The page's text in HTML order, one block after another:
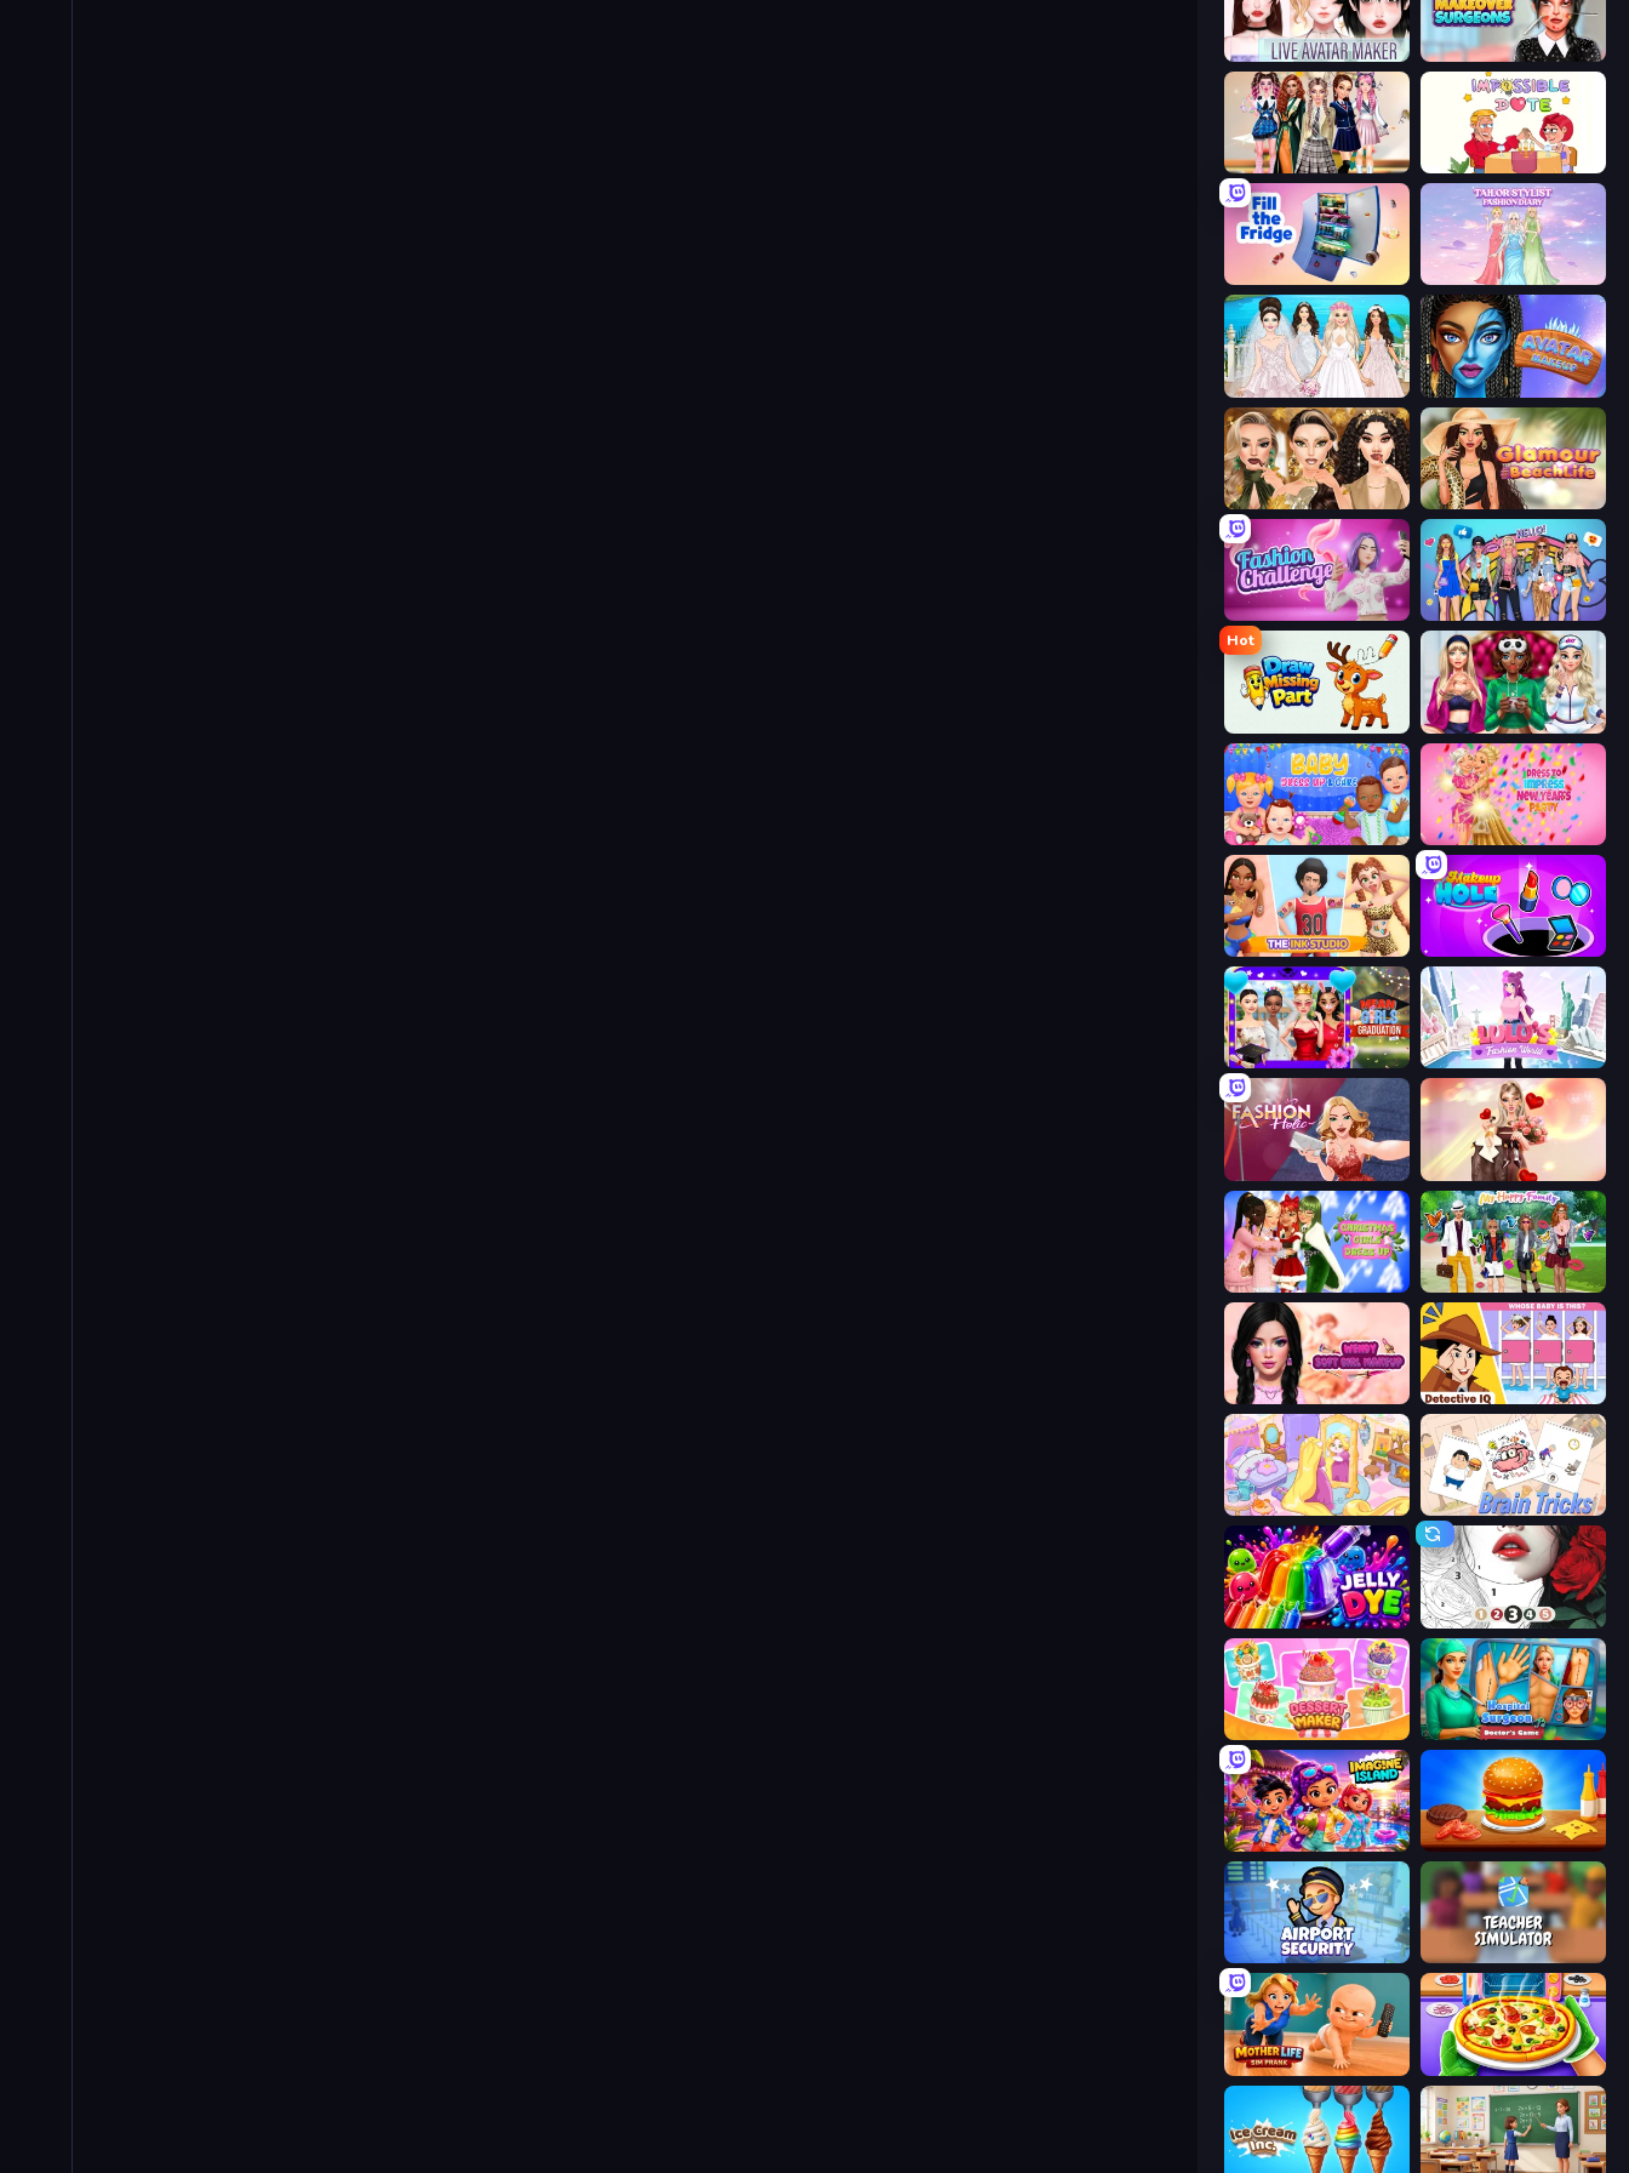
Live Avatar Maker: Girls Makeover Surgeons
Back To School: Uniforms Edition Impossible Date
Fill The Fridge Tailor Stylist: Fashion Diary
Model Wedding Avatar Make Up
Autumn Glam Gala Glamour Beach Life
Fashion Challenge: Catwalk Run College Girls Team Makeover
Hot
Draw Missing Part | DOP Puzzle BFFs Luxury Loungewear
Baby Dress Up Dress To Impress: New Year's Party
The Ink Studio Make Up Hole
Mean Girls Graduation Day Lulu's Fashion World
Fashion Holic GRWM Date Night
Christmas Girls Dress Up Superstar Family Dress Up
Wendy Soft Girl Makeup Detective IQ: Brain Games
Fairy Room - Decor Game Brain Tricks: Brain Games
Jelly Dye Numicolor
Dessert Maker Hospital Surgeon: Doctor's Game
Imagine Island Burger Cafe
Airport Security Teacher Simulator
Mother Life Simulator: Prank Pizza Maker